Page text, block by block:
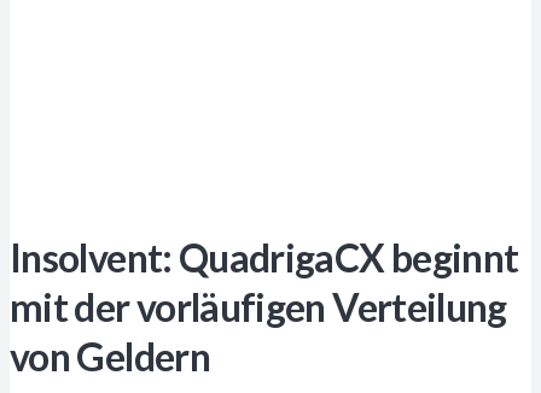
Insolvent: QuadrigaCX beginnt
mit der vorläufigen Verteilung
von Geldern